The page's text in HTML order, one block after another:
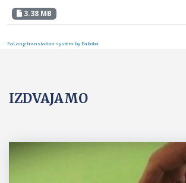
3.38 MB
FaLang translation system by Faboba
IZDVAJAMO